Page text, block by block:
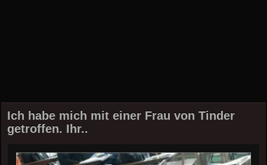
Ich habe mich mit einer Frau von Tinder
getroffen. Ihr..